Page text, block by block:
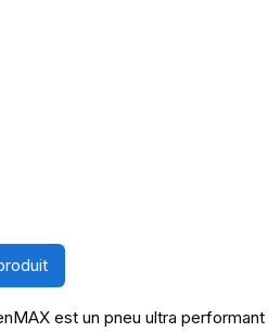
est un pneu ultra